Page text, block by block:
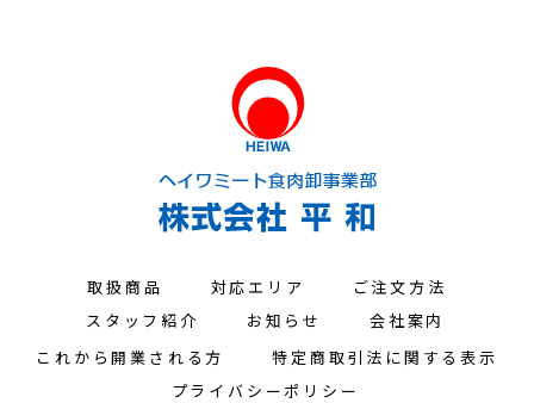
取扱商品 対応エリア
ご注文方法
スタッフ紹介
お知らせ
会社案内
これから開業される方
特定商取引法に関する表示
プライバシーポリシー